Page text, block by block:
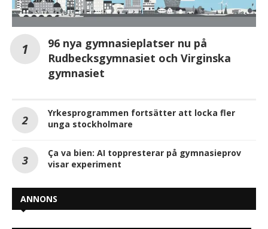
96 nya gymnasieplatser nu på
Rudbecksgymnasiet och Virginska
gymnasiet
Yrkesprogrammen fortsätter att locka fler
unga stockholmare
Ça va bien: AI toppresterar på gymnasieprov
visar experiment
ANNONS